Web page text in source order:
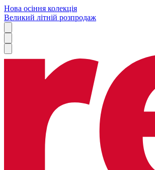
Нова осіння колекція
Великий літній розпродаж